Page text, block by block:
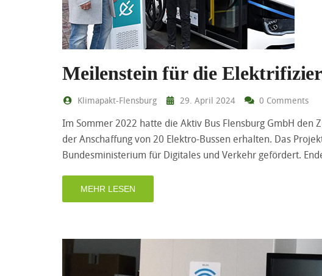
Meilenstein für die
Klimapakt-Flensburg 29. April 2024 0 Comments
Im Sommer 2022 hatte die Aktiv Bus Flensburg GmbH den
der Anschaffung von 20 Elektro-Bussen erhalten. Das
Bundesministerium für Digitales und Verkehr gefördert.
MEHR LESEN